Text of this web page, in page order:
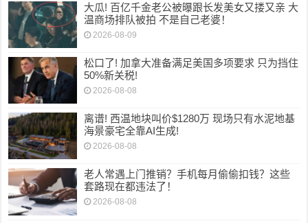
大瓜! 百亿千金老公被曝跟长发美女又搂又亲 大
温商场排队被拍 不是自己老婆！
2026-08-09
松口了! 加拿大准备满足美国多项要求 只为挡住
50%新关税!
2026-08-08
离谱! 西温地块叫价$1280万 现场只有水泥地基
海景豪宅全靠AI生成!
2026-08-08
老人常遇上门推销？手机每月偷偷扣钱？这些
套路现在都违法了！
2026-08-08